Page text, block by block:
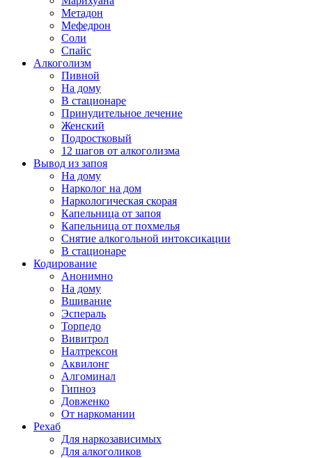
Метадон
Мефедрон
Соли
Спайс
Алкоголизм
Пивной
На дому
В стационаре
Принудительное лечение
Женский
Подростковый
12 шагов от алкоголизма
Вывод из запоя
На дому
Нарколог на дом
Наркологическая скорая
Капельница от запоя
Капельница от похмелья
Снятие алкогольной интоксикации
В стационаре
Кодирование
Анонимно
На дому
Вшивание
Эспераль
Торпедо
Вивитрол
Налтрексон
Аквилонг
Алгоминал
Гипноз
Довженко
От наркомании
Рехаб
Для наркозависимых
Для алкоголиков